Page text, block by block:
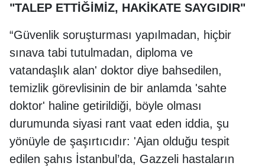
"TALEP ETTİĞİMİZ, HAKİKATE SAYGIDIR"
“Güvenlik soruşturması yapılmadan, hiçbir
sınava tabi tutulmadan, diploma ve
vatandaşlık alan' doktor diye bahsedilen,
temizlik görevlisinin de bir anlamda 'sahte
doktor' haline getirildiği, böyle olması
durumunda siyasi rant vaat eden iddia, şu
yönüyle de şaşırtıcıdır: 'Ajan olduğu tespit
edilen şahıs İstanbul’da, Gazzeli hastaların